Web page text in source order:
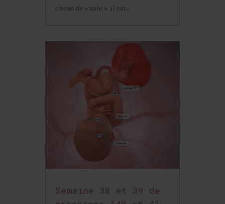
chose de « sale », il est...
Semaine 38 et 39 de